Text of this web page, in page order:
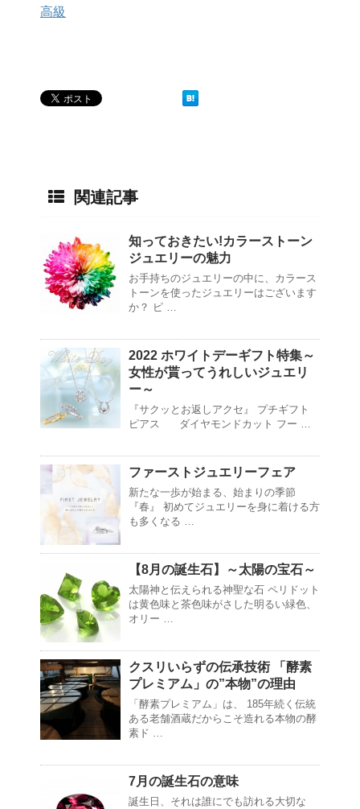
高級
関連記事
知っておきたい!カラーストーン
ジュエリーの魅力
お手持ちのジュエリーの中に、カラース
トーンを使ったジュエリーはございます
か？ ピ …
2022 ホワイトデーギフト特集～
女性が貰ってうれしいジュエリ
ー～
『サクッとお返しアクセ』 プチギフト
ピアス ダイヤモンドカット フー …
ファーストジュエリーフェア
新たな一歩が始まる、始まりの季節
『春』 初めてジュエリーを身に着ける方
も多くなる …
【8月の誕生石】～太陽の宝石～
太陽神と伝えられる神聖な石 ペリドット
は黄色味と茶色味がさした明るい緑色、
オリー …
クスリいらずの伝承技術 「酵素
プレミアム」の”本物”の理由
「酵素プレミアム」は、 185年続く伝統
ある老舗酒蔵だからこそ造れる本物の酵
素ド …
7月の誕生石の意味
誕生日、それは誰にでも訪れる大切な